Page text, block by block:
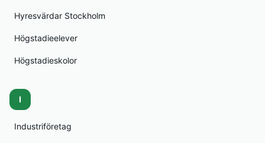
Hyresvärdar Stockholm
Högstadieelever
Högstadieskolor
I
Industriföretag